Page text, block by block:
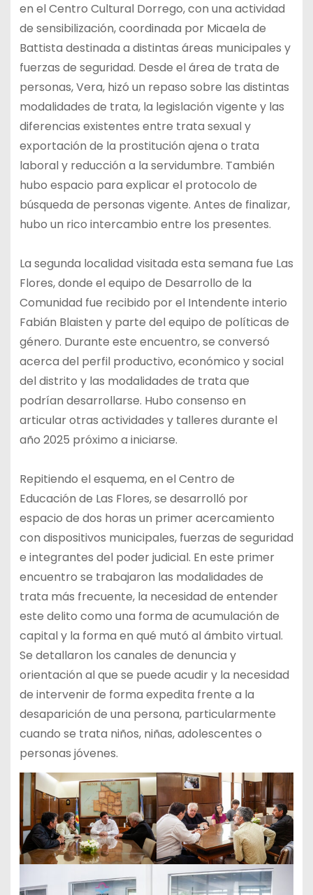
en el Centro Cultural Dorrego, con una actividad
de sensibilización, coordinada por Micaela de
Battista destinada a distintas áreas municipales y
fuerzas de seguridad. Desde el área de trata de
personas, Vera, hizó un repaso sobre las distintas
modalidades de trata, la legislación vigente y las
diferencias existentes entre trata sexual y
exportación de la prostitución ajena o trata
laboral y reducción a la servidumbre. También
hubo espacio para explicar el protocolo de
búsqueda de personas vigente. Antes de finalizar,
hubo un rico intercambio entre los presentes.
La segunda localidad visitada esta semana fue Las
Flores, donde el equipo de Desarrollo de la
Comunidad fue recibido por el Intendente interio
Fabián Blaisten y parte del equipo de políticas de
género. Durante este encuentro, se conversó
acerca del perfil productivo, económico y social
del distrito y las modalidades de trata que
podrían desarrollarse. Hubo consenso en
articular otras actividades y talleres durante el
año 2025 próximo a iniciarse.
Repitiendo el esquema, en el Centro de
Educación de Las Flores, se desarrolló por
espacio de dos horas un primer acercamiento
con dispositivos municipales, fuerzas de seguridad
e integrantes del poder judicial. En este primer
encuentro se trabajaron las modalidades de
trata más frecuente, la necesidad de entender
este delito como una forma de acumulación de
capital y la forma en qué mutó al ámbito virtual.
Se detallaron los canales de denuncia y
orientación al que se puede acudir y la necesidad
de intervenir de forma expedita frente a la
desaparición de una persona, particularmente
cuando se trata niños, niñas, adolescentes o
personas jóvenes.